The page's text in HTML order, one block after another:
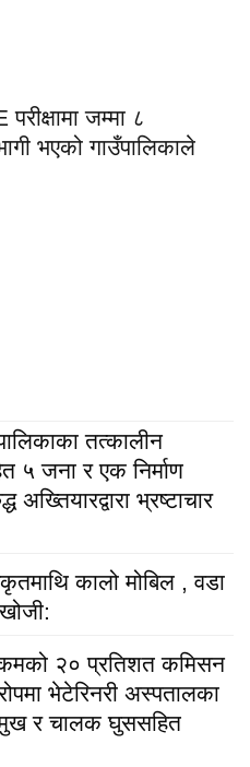
जम्मा ८
भएको गाउँपालिकाले
तत्कालीन
५ जना र एक निर्माण
अख्तियारद्वारा भ्रष्टाचार
कालो मोबिल , वडा
२० प्रतिशत कमिसन
भेटेरिनरी अस्पतालका
र चालक घुससहित